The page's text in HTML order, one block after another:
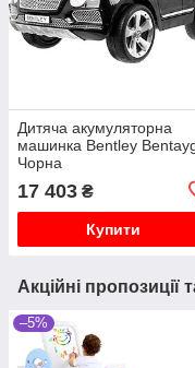
Дитяча акумуляторна
машинка Bentley
Чорна
17 403 ₴
Купити
Акційні пропозиції
–5%